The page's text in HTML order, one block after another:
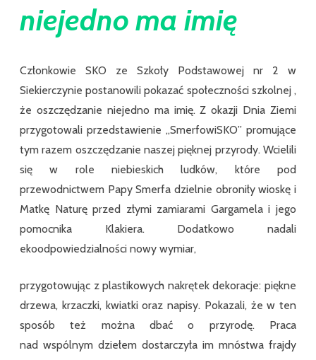
niejedno ma imię
Członkowie SKO ze Szkoły Podstawowej nr 2 w
Siekierczynie postanowili pokazać społeczności szkolnej ,
że oszczędzanie niejedno ma imię. Z okazji Dnia Ziemi
przygotowali przedstawienie ,,SmerfowiSKO” promujące
tym razem oszczędzanie naszej pięknej przyrody. Wcielili
się w role niebieskich ludków, które pod
przewodnictwem Papy Smerfa dzielnie obroniły wioskę i
Matkę Naturę przed złymi zamiarami Gargamela i jego
pomocnika Klakiera. Dodatkowo nadali
ekoodpowiedzialności nowy wymiar,
przygotowując z plastikowych nakrętek dekoracje: piękne
drzewa, krzaczki, kwiatki oraz napisy. Pokazali, że w ten
sposób też można dbać o przyrodę. Praca
nad wspólnym dziełem dostarczyła im mnóstwa frajdy